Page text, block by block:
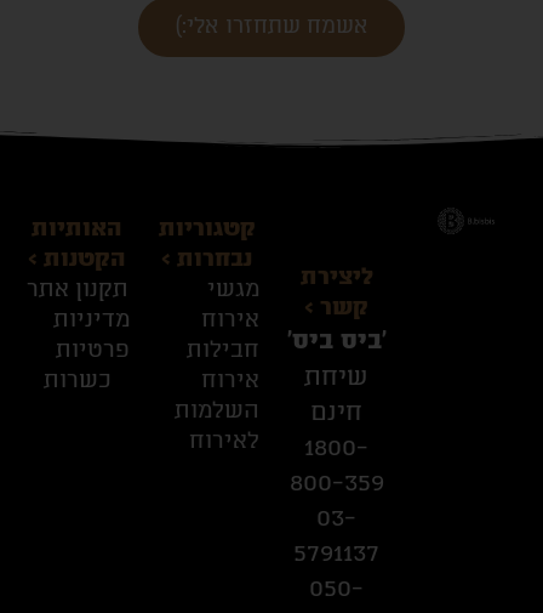
אשמח שתחזרו אלי:)
ליצירת
קשר >
׳ביס ביס׳
שיחת
חינם
1800-
800-359
03-
5791137
050-
קטגוריות
נבחרות >
מגשי
אירוח
חבילות
אירוח
השלמות
לאירוח
האותיות
הקטנות >
תקנון אתר
מדיניות
פרטיות
כשרות